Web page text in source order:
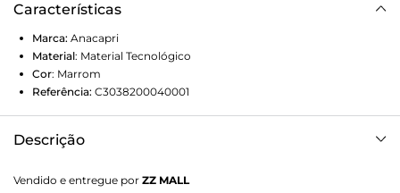
Características
Marca: Anacapri
Material: Material Tecnológico
Cor: Marrom
Referência: C3038200040001
Descrição
com detalhe marrom, atacadores brancos. Tag marrom
Vendido e entregue por ZZ MALL